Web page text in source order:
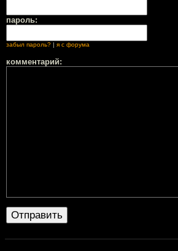
пароль:
забыл пароль? я с форума
комментарий: